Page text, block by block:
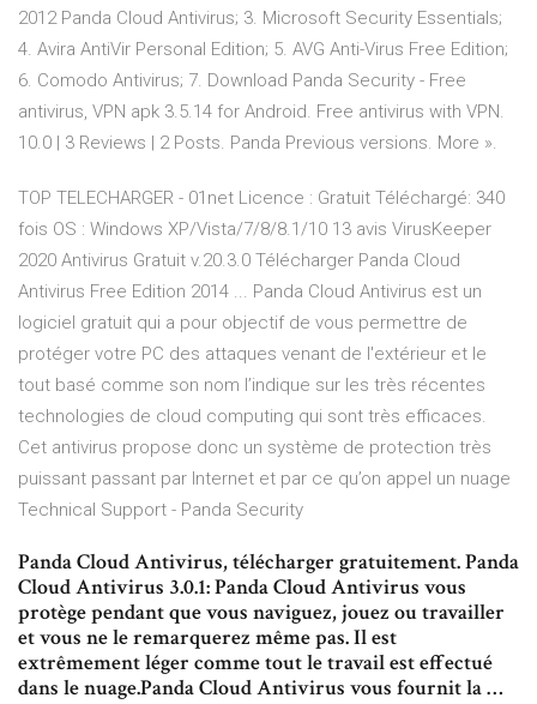
2012 Panda Cloud Antivirus; 3. Microsoft Security Essentials;
4. Avira AntiVir Personal Edition; 5. AVG Anti-Virus Free Edition;
6. Comodo Antivirus; 7. Download Panda Security - Free
antivirus, VPN apk 3.5.14 for Android. Free antivirus with VPN.
10.0 | 3 Reviews | 2 Posts. Panda Previous versions. More ».
TOP TELECHARGER - 01net Licence : Gratuit Téléchargé: 340
fois OS : Windows XP/Vista/7/8/8.1/10 13 avis VirusKeeper
2020 Antivirus Gratuit v.20.3.0 Télécharger Panda Cloud
Antivirus Free Edition 2014 ... Panda Cloud Antivirus est un
logiciel gratuit qui a pour objectif de vous permettre de
protéger votre PC des attaques venant de l'extérieur et le
tout basé comme son nom l’indique sur les très récentes
technologies de cloud computing qui sont très efficaces.
Cet antivirus propose donc un système de protection très
puissant passant par Internet et par ce qu’on appel un nuage
Technical Support - Panda Security
Panda Cloud Antivirus, télécharger gratuitement. Panda
Cloud Antivirus 3.0.1: Panda Cloud Antivirus vous
protège pendant que vous naviguez, jouez ou travailler
et vous ne le remarquerez même pas. Il est
extrêmement léger comme tout le travail est effectué
dans le nuage.Panda Cloud Antivirus vous fournit la …